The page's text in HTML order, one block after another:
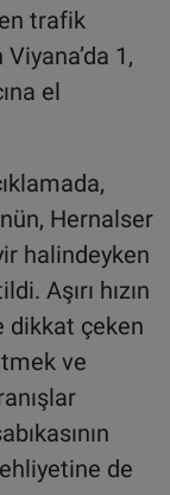
trafik
1,
el
Hernalser
halindeyken
Aşırı hızın
dikkat çeken
ve
de